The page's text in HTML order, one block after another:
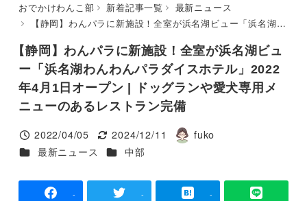
おでかけわんこ部 新着記事一覧
最新ニュース
【静岡】わんパラに新施設！全室が浜名湖ビュー「浜名湖わんわんパラダイスホテル」2022年4月1日オープン | ドッグランや愛犬専用メニューのあるレストラン完備
【静岡】わんパラに新施設！全室が浜名湖ビュ
ー「浜名湖わんわんパラダイスホテル」2022
年4月1日オープン | ドッグランや愛犬専用メ
ニューのあるレストラン完備
投稿日
2022/04/05
更新日
2024/12/11
著
fuko
カテゴリー
最新ニュース カテゴリー
中部
- - -